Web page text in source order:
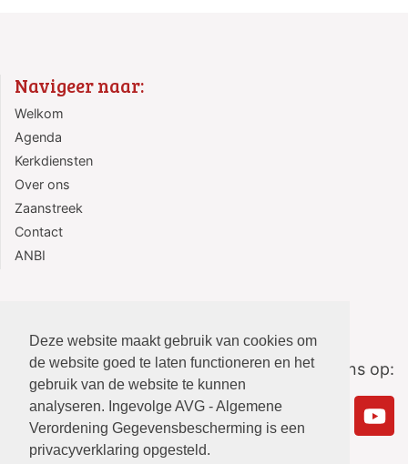
Deze website maakt gebruik van cookies om
de website goed te laten functioneren en het
gebruik van de website te kunnen
analyseren. Ingevolge AVG - Algemene
Verordening Gegevensbescherming is een
privacyverklaring opgesteld.
Navigeer naar:
Welkom
Agenda
Kerkdiensten
Over ons
Zaanstreek
Contact
ANBI
Volg ons op: